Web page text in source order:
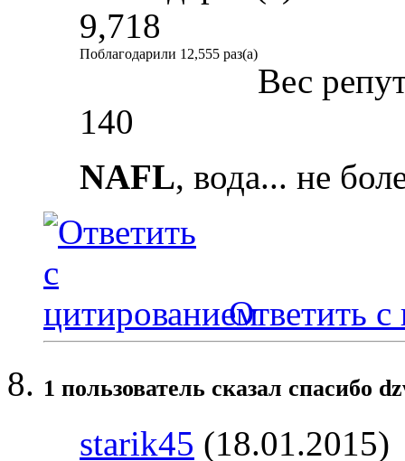
9,718
Поблагодарили 12,555 раз(а)
Вес
140
NAFL, вода... не
Ответить с
1 пользователь сказал cпасибо
starik45 (18.01.2015)